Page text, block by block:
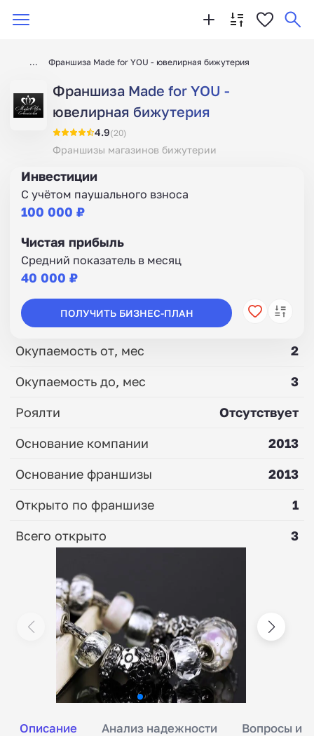
Франшиза Made for YOU - ювелирная бижутерия
Франшиза Made for YOU -
ювелирная бижутерия
4.9(20)
Франшизы магазинов бижутерии
Описание Анализ надежности Вопросы и
Инвестиции
С учётом паушального взноса
100 000 ₽
Чистая прибыль
Средний показатель в месяц
40 000 ₽
ПОЛУЧИТЬ БИЗНЕС-ПЛАН
Окупаемость от, мес
2
Окупаемость до, мес
3
Роялти
Отсутствует
Основание компании
2013
Основание франшизы
2013
Открыто по франшизе
1
Всего открыто
3